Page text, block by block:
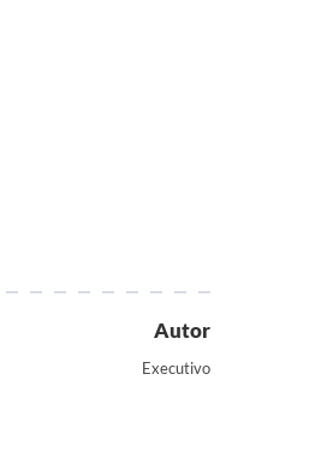
Autor
Executivo